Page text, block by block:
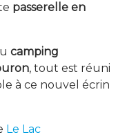
passerelle en
camping
, tout est réuni
à ce nouvel écrin
Le Lac